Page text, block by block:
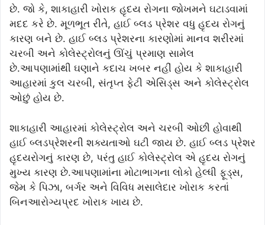
છે. જો કે, શાકાહારી ખોરાક હૃદય રોગના જોખમને ઘટાડવામાં
મદદ કરે છે. મૂળભૂત રીતે, હાઈ બ્લડ પ્રેશર વધુ હૃદય રોગનું
કારણ બને છે. હાઈ બ્લડ પ્રેશરના કારણોમાં માનવ શરીરમાં
ચરબી અને કોલેસ્ટ્રોલનું ઊંચું પ્રમાણ સામેલ
છે.આપણામાંથી ઘણાને કદાચ ખબર નહીં હોય કે શાકાહારી
આહારમાં કુલ ચરબી, સંતૃપ્ત ફેટી એસિડ્સ અને કોલેસ્ટ્રોલ
ઓછું હોય છે.
શાકાહારી આહારમાં કોલેસ્ટ્રોલ અને ચરબી ઓછી હોવાથી
હાઈ બ્લડપ્રેશરની શક્યતાઓ ઘટી જાય છે. હાઈ બ્લડ પ્રેશર
હૃદયરોગનું કારણ છે, પરંતુ હાઈ કોલેસ્ટ્રોલ એ હૃદય રોગનું
મુખ્ય કારણ છે.આપણામાંના મોટાભાગના લોકો હેલ્ધી ફૂડ્સ,
જેમ કે પિઝા, બર્ગર અને વિવિધ મસાલેદાર ખોરાક કરતાં
બિનઆરોગ્યપ્રદ ખોરાક ખાય છે.